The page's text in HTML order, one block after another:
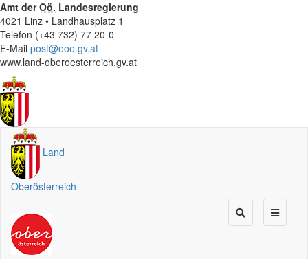
Amt derOö. Landesregierung
4021 Linz • Landhausplatz 1
Telefon (+43 732) 77 20-0
E-Mail post@ooe.gv.at
www.land-oberoesterreich.gv.at
Land
Oberösterreich